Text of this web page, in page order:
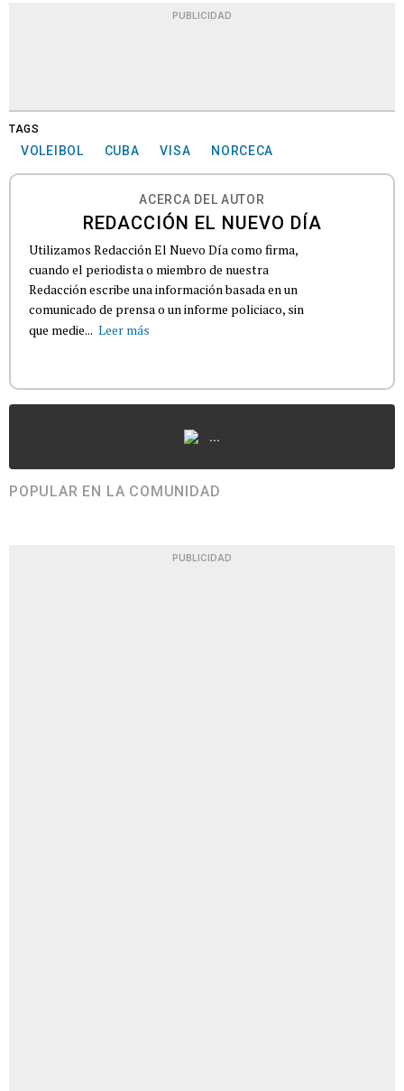
PUBLICIDAD
TAGS
VOLEIBOL CUBA VISA NORCECA
ACERCA DEL AUTOR
REDACCIÓN EL NUEVO DÍA
Utilizamos Redacción El Nuevo Día como firma,
cuando el periodista o miembro de nuestra
Redacción escribe una información basada en un
comunicado de prensa o un informe policiaco, sin
que medie... Leer más
...
POPULAR EN LA COMUNIDAD
PUBLICIDAD